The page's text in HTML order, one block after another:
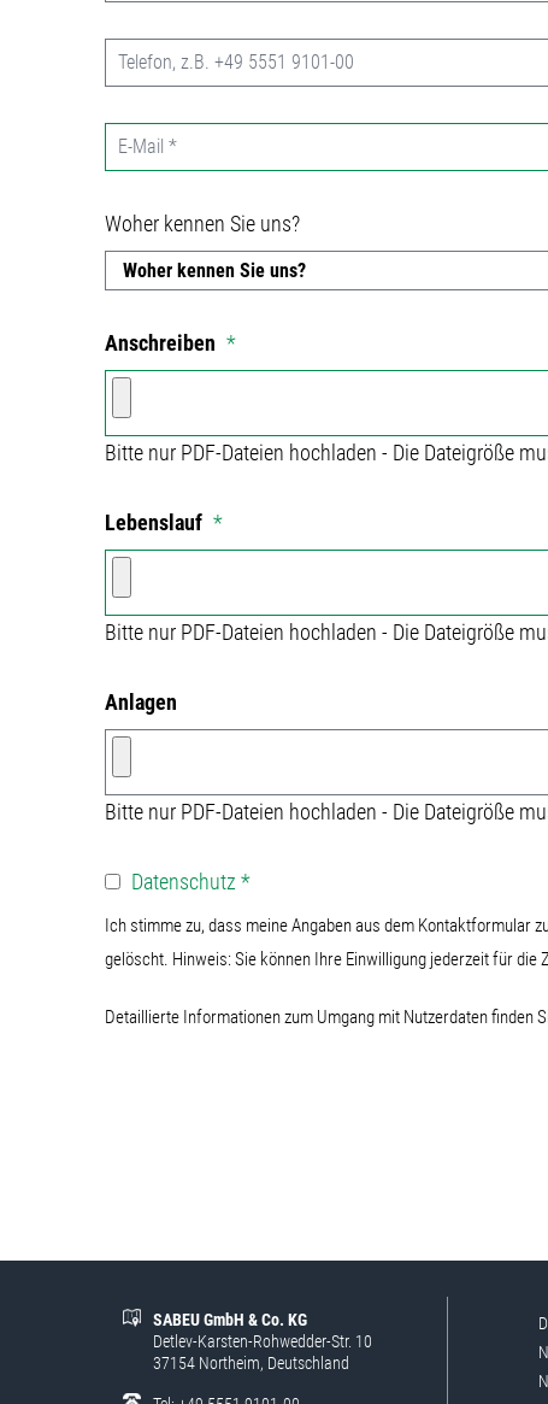
Woher kennen Sie uns?
Anschreiben *
Bitte nur PDF-Dateien hochladen - Die Dateigröße
Lebenslauf *
Bitte nur PDF-Dateien hochladen - Die Dateigröße
Anlagen
Bitte nur PDF-Dateien hochladen - Die Dateigröße
Datenschutz *
Ich stimme zu, dass meine Angaben aus dem Kontaktformular
gelöscht. Hinweis: Sie können Ihre Einwilligung jederzeit für die
Detaillierte Informationen zum Umgang mit Nutzerdaten finden
SABEU GmbH & Co. KG
Detlev-Karsten-Rohwedder-Str. 10
37154 Northeim, Deutschland